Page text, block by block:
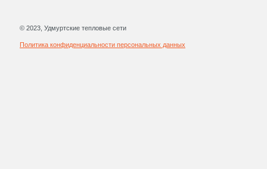
© 2023, Удмуртские тепловые сети
Политика конфиденциальности персональных данных